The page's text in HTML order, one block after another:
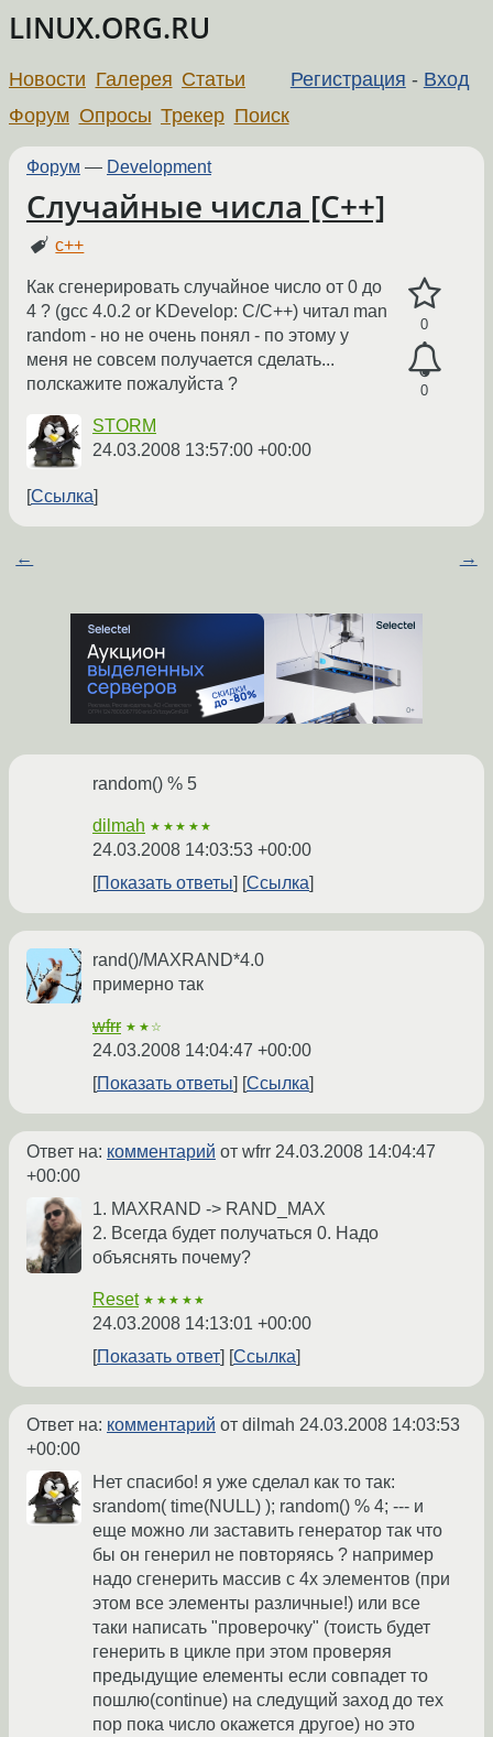
LINUX.ORG.RU
Регистрация - Вход
Новости Галерея Статьи
Форум Опросы Трекер Поиск
Форум — Development
Случайные числа [C++]
c++
0
0
Как сгенерировать случайное число от 0 до
4 ? (gcc 4.0.2 or KDevelop: C/C++) читал man
random - но не очень понял - по этому у
меня не совсем получается сделать...
полскажите пожалуйста ?
STORM
24.03.2008 13:57:00 +00:00
Ссылка
← →
random() % 5
dilmah ★★★★★
24.03.2008 14:03:53 +00:00
Показать ответы
Ссылка
rand()/MAXRAND*4.0
примерно так
wfrr ★★☆
24.03.2008 14:04:47 +00:00
Показать ответы
Ссылка
Ответ на: комментарий от wfrr 24.03.2008 14:04:47
+00:00
1. MAXRAND -> RAND_MAX
2. Всегда будет получаться 0. Надо
объяснять почему?
Reset ★★★★★
24.03.2008 14:13:01 +00:00
Показать ответ
Ссылка
Ответ на: комментарий от dilmah 24.03.2008 14:03:53
+00:00
Нет спасибо! я уже сделал как то так:
srandom( time(NULL) ); random() % 4; --- и
еще можно ли заставить генератор так что
бы он генерил не повторяясь ? например
надо сгенерить массив с 4х элементов (при
этом все элементы различные!) или все
таки написать "проверочку" (тоисть будет
генерить в цикле при этом проверяя
предыдущие елементы если совпадет то
пошлю(continue) на следущий заход до тех
пор пока число окажется другое) но это